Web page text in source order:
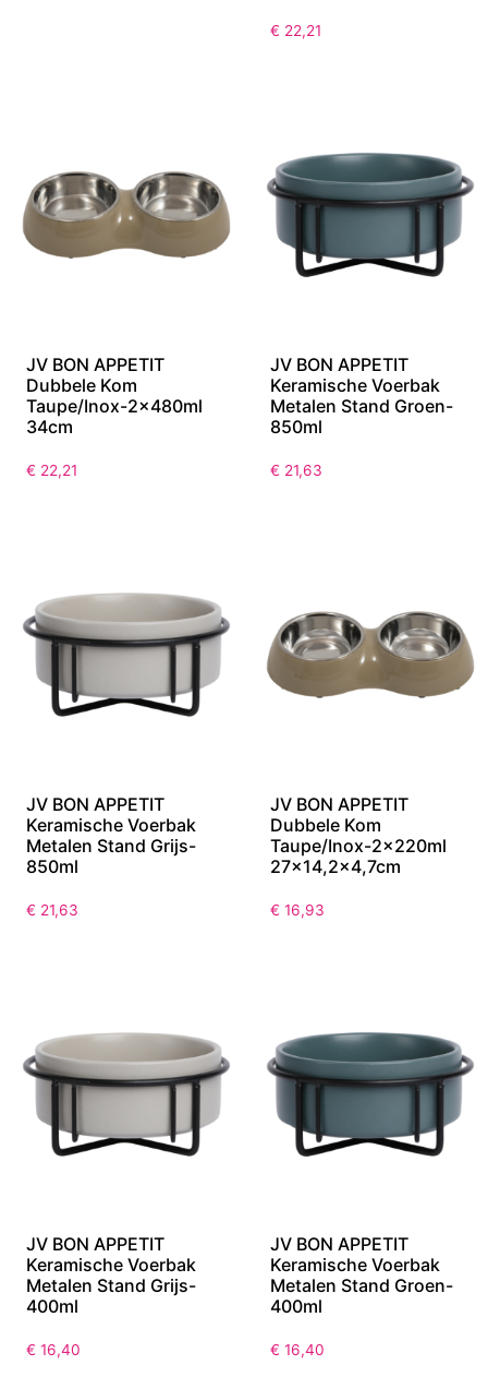
€ 22,21
JV BON APPETIT
Dubbele Kom
Taupe/Inox-2x480ml
34cm
€ 22,21
JV BON APPETIT
Keramische Voerbak
Metalen Stand Groen-
850ml
€ 21,63
JV BON APPETIT
Keramische Voerbak
Metalen Stand Grijs-
850ml
€ 21,63
JV BON APPETIT
Dubbele Kom
Taupe/Inox-2x220ml
27×14,2×4,7cm
€ 16,93
JV BON APPETIT
Keramische Voerbak
Metalen Stand Grijs-
400ml
€ 16,40
JV BON APPETIT
Keramische Voerbak
Metalen Stand Groen-
400ml
€ 16,40